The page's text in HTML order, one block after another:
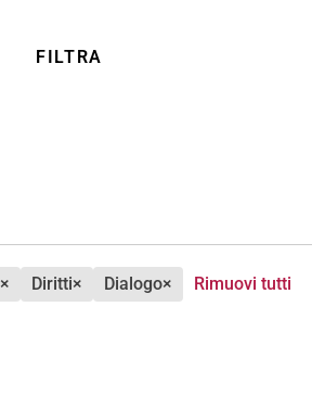
FILTRA
× diritti× dialogo× Rimuovi tutti